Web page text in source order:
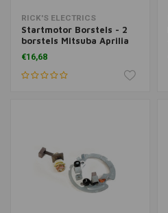
RICK'S ELECTRICS
Startmotor Borstels - 2
borstels Mitsuba Aprilia
07-08 SXV 450 2009 SXV
450 Street Legal Model
07-09 SXV 550 2009 SXV
€16,68